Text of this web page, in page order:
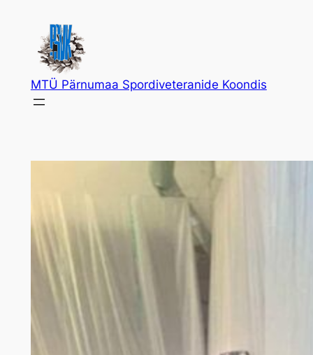
juurde
MTÜ Pärnumaa Spordiveteranide Koondis